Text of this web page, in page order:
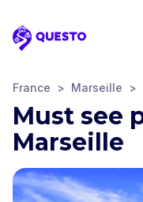
Questo
France > Marseille >
Must see
Marseille